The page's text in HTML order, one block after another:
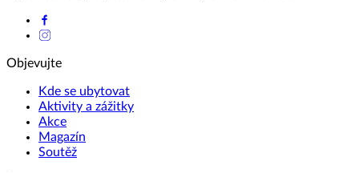
Objevujte
Kde se ubytovat
Aktivity a zážitky
Akce
Magazín
Soutěž